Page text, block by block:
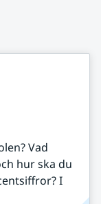
Vad
hur ska du
I